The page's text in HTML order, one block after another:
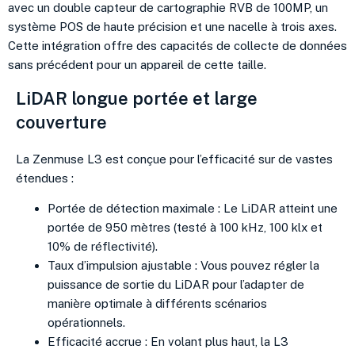
avec un double capteur de cartographie RVB de 100MP, un
système POS de haute précision et une nacelle à trois axes.
Cette intégration offre des capacités de collecte de données
sans précédent pour un appareil de cette taille.
LiDAR longue portée et large
couverture
La Zenmuse L3 est conçue pour l’efficacité sur de vastes
étendues :
Portée de détection maximale : Le LiDAR atteint une
portée de 950 mètres (testé à 100 kHz, 100 klx et
10% de réflectivité).
Taux d’impulsion ajustable : Vous pouvez régler la
puissance de sortie du LiDAR pour l’adapter de
manière optimale à différents scénarios
opérationnels.
Efficacité accrue : En volant plus haut, la L3